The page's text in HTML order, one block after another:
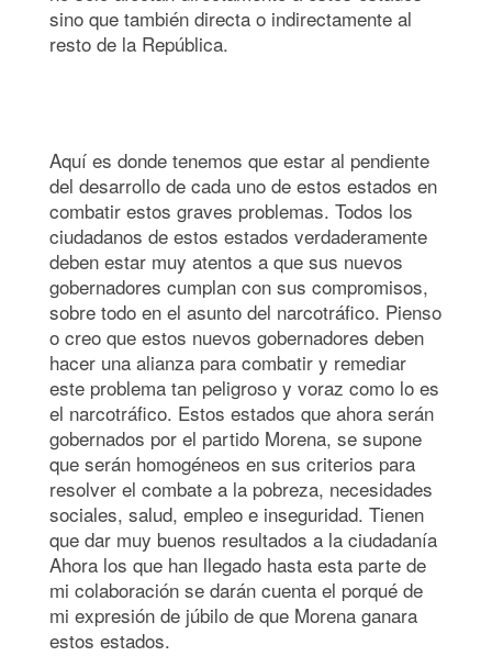
sino que también directa o indirectamente al
resto de la República.
Aquí es donde tenemos que estar al pendiente
del desarrollo de cada uno de estos estados en
combatir estos graves problemas. Todos los
ciudadanos de estos estados verdaderamente
deben estar muy atentos a que sus nuevos
gobernadores cumplan con sus compromisos,
sobre todo en el asunto del narcotráfico. Pienso
o creo que estos nuevos gobernadores deben
hacer una alianza para combatir y remediar
este problema tan peligroso y voraz como lo es
el narcotráfico. Estos estados que ahora serán
gobernados por el partido Morena, se supone
que serán homogéneos en sus criterios para
resolver el combate a la pobreza, necesidades
sociales, salud, empleo e inseguridad. Tienen
que dar muy buenos resultados a la ciudadanía
Ahora los que han llegado hasta esta parte de
mi colaboración se darán cuenta el porqué de
mi expresión de júbilo de que Morena ganara
estos estados.